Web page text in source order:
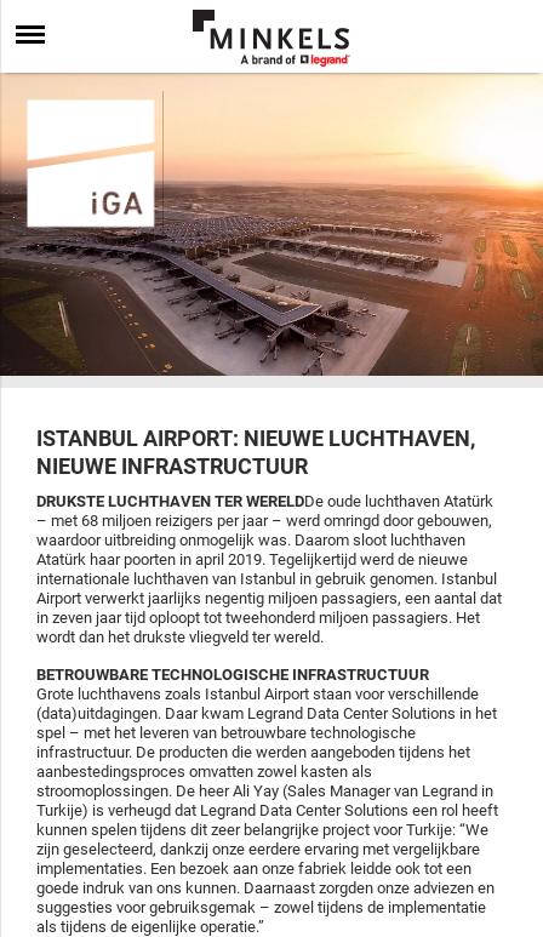
ISTANBUL AIRPORT: NIEUWE LUCHTHAVEN,
NIEUWE INFRASTRUCTUUR
DRUKSTE LUCHTHAVEN TER WERELDDe oude luchthaven Atatürk
– met 68 miljoen reizigers per jaar – werd omringd door gebouwen,
waardoor uitbreiding onmogelijk was. Daarom sloot luchthaven
Atatürk haar poorten in april 2019. Tegelijkertijd werd de nieuwe
internationale luchthaven van Istanbul in gebruik genomen. Istanbul
Airport verwerkt jaarlijks negentig miljoen passagiers, een aantal dat
in zeven jaar tijd oploopt tot tweehonderd miljoen passagiers. Het
wordt dan het drukste vliegveld ter wereld.
BETROUWBARE TECHNOLOGISCHE INFRASTRUCTUUR
Grote luchthavens zoals Istanbul Airport staan voor verschillende
(data)uitdagingen. Daar kwam Legrand Data Center Solutions in het
spel – met het leveren van betrouwbare technologische
infrastructuur. De producten die werden aangeboden tijdens het
aanbestedingsproces omvatten zowel kasten als
stroomoplossingen. De heer Ali Yay (Sales Manager van Legrand in
Turkije) is verheugd dat Legrand Data Center Solutions een rol heeft
kunnen spelen tijdens dit zeer belangrijke project voor Turkije: “We
zijn geselecteerd, dankzij onze eerdere ervaring met vergelijkbare
implementaties. Een bezoek aan onze fabriek leidde ook tot een
goede indruk van ons kunnen. Daarnaast zorgden onze adviezen en
suggesties voor gebruiksgemak – zowel tijdens de implementatie
als tijdens de eigenlijke operatie.”